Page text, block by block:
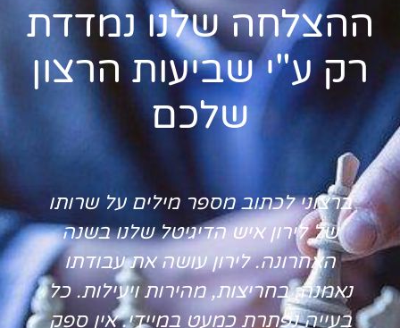
ההצלחה שלנו נמדדת
רק ע"י שביעות הרצון
שלכם
כשרציתי לבחור חברת שיווק דיגיטלית
היה חשוב לי נושא הזמינות והמקצועיות
בעת פתרון תקלות, לאחר שיחה אחת
עם לירון הבנתי שיש על מי לסמוך. הוא
ענה על כל הציפיות ומעבר לכך, עם